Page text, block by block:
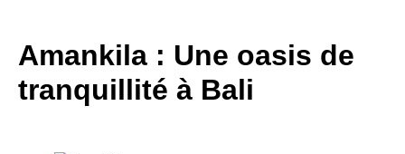
Amankila : Une oasis de
tranquillité à Bali